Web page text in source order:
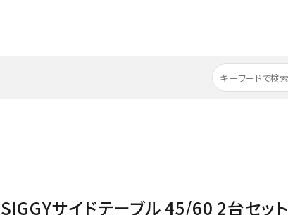
SIGGYサイドテーブル 45/60 2台セット